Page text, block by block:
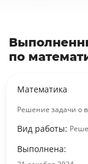
по
Математика
Решение задачи о
Вид работы:
Выполнена: